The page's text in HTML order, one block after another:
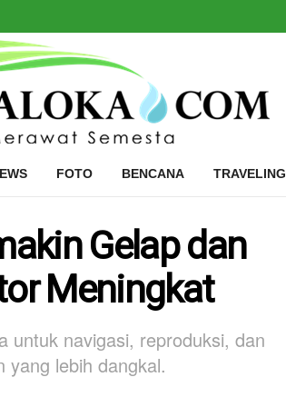
FOTO BENCANA TRAVELING
Gelap dan
Meningkat
untuk navigasi, reproduksi, dan
yang lebih dangkal.